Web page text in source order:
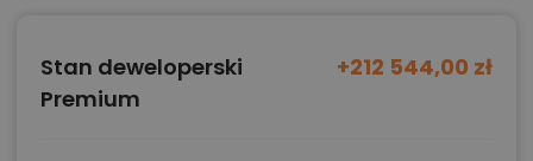
Stan deweloperski
Premium
+212 544,00 zł